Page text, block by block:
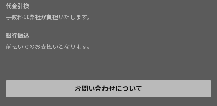
代金引換
手数料は弊社が負担いたします。
銀行振込
前払いでのお支払いとなります。
お問い合わせについて